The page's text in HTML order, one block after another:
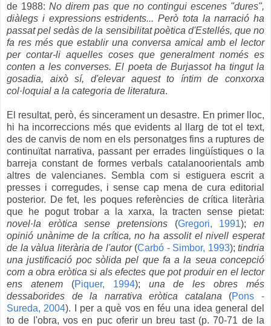
de 1988:No direm pas que no contingui escenes "dures",
diàlegs i expressions estridents... Però tota la narració ha
passat pel sedàs de la sensibilitat poètica d'Estellés, que no
fa res més que establir una conversa amical amb el lector
per contar-li aquelles coses que generalment només es
conten a les converses. El poeta de Burjassot ha tingut la
gosadia, això sí, d'elevar aquest to íntim de conxorxa
col·loquial a la categoria de literatura.
El resultat, però, és sincerament un desastre. En primer lloc,
hi ha incorreccions més que evidents al llarg de tot el text,
des de canvis de nom en els personatges fins a ruptures de
continuïtat narrativa, passant per errades lingüístiques o la
barreja constant de formes verbals catalanoorientals amb
altres de valencianes. Sembla com si estiguera escrit a
presses i corregudes, i sense cap mena de cura editorial
posterior. De fet, les poques referències de crítica literària
que he pogut trobar a la xarxa, la tracten sense pietat:
novel·la eròtica sense pretensions (Gregori, 1991);
en
opinió unànime de la crítica, no ha assolit el nivell esperat
de la vàlua literària de l'autor(Carbó - Simbor, 1993); tindria
una justificació poc sòlida pel que fa a la seua concepció
com a obra eròtica si als efectes que pot produir en el lector
ens atenem(Piquer, 1994); una de les obres més
dessaborides de la narrativa eròtica catalana (Pons -
Sureda, 2004). I per a què vos en féu una idea general del
to de l'obra, vos en puc oferir un breu tast (p. 70-71 de la